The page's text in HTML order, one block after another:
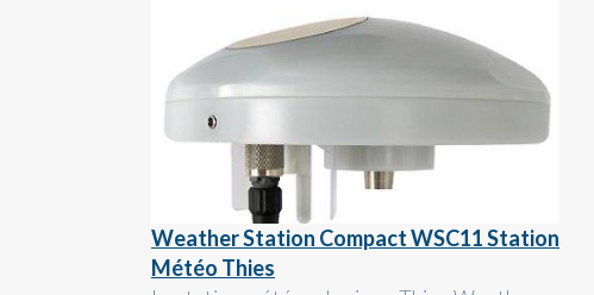
Weather Station Compact WSC11 Station
Météo Thies